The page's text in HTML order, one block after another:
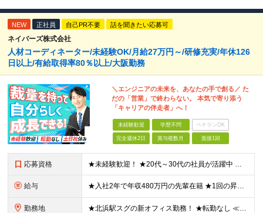
NEW 正社員 自己PR不要 話を聞きたい応募可
ネイバーズ株式会社
人材コーディネーター/未経験OK/月給27万円～/研修充実/年休126
日以上/有給取得率80％以上/大阪勤務
＼エンジニアの未来を、あなたの手で創る／ た
だの「営業」で終わらない。 本気で寄り添う
「キャリアの伴走者」へ！
未経験歓迎 学歴不問 ベテランOK
完全週休2日 賞与複数月 面接1回
応募資格 ★未経験歓迎！ ★20代～30代の社員が活躍中 ◆経験不問 ◆学歴不問 ≪こんな方に向いています≫ ◎ゼロから営業スキルを身に付けたい方 ◎将来性のあるスキルを身に付け、手に職をつけたい方 ◎人と
給与 ★入社2年で年収480万円の先輩在籍 ★1回の昇給で3～5万円UPした実績あり ★インセンティブ制度整備中！ 月給27万円～37万円＋決算賞与＋各種手当 ※固定残業代（20時間／3万1800円～4
勤務地 ★北浜駅スグの新オフィス勤務！ ★転勤なし ≪大阪本社≫ 大阪府大阪市中央区今橋2-3-16 JMFビル今橋01 3階 ※(変更の範囲)上記を除く当社関連勤務地